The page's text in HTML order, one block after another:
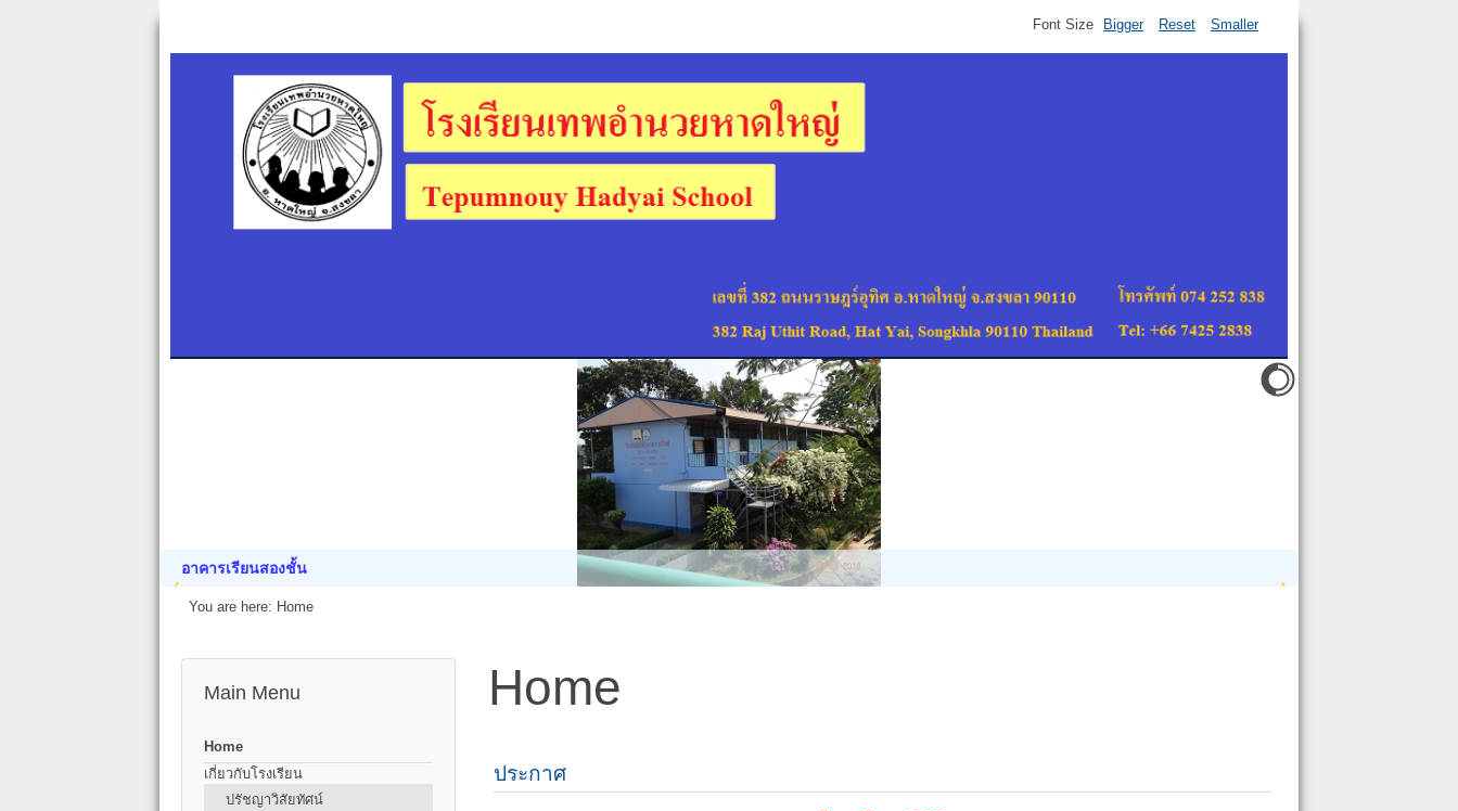
อาคารเรียนสองชั้น
Font Size Bigger Reset Smaller
You are here: Home
Main Menu
Home
เกี่ยวกับโรงเรียน
ปรัชญาวิสัยทัศน์
Home
ประกาศ